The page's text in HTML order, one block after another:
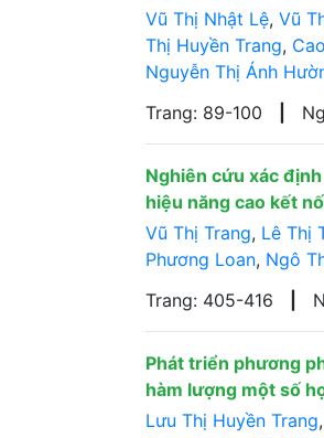
Vũ Thị Nhật Lệ, Vũ
Thị Huyền Trang,
Nguyễn Thị Ánh
Trang: 89-100
Nghiên cứu xác
hiệu năng cao kết
Vũ Thị Trang, Lê Thị
Phương Loan, Ngô
Trang: 405-416
Phát triển phương
hàm lượng một số
Lưu Thị Huyền Trang